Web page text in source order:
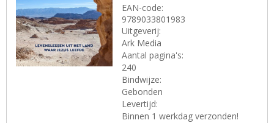
EAN-code:
9789033801983
Uitgeverij:
Ark Media
Aantal pagina's:
240
Bindwijze:
Gebonden
Levertijd:
Binnen 1 werkdag verzonden!